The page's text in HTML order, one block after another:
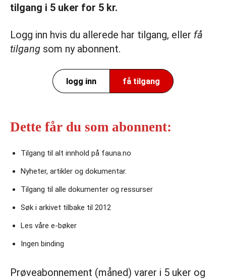
tilgang i 5 uker for 5 kr.
Logg inn hvis du allerede har tilgang, eller få
tilgang som ny abonnent.
logg inn få tilgang
Dette får du som abonnent:
Tilgang til alt innhold på fauna.no
Nyheter, artikler og dokumentar.
Tilgang til alle dokumenter og ressurser
Søk i arkivet tilbake til 2012
Les våre e‑bøker
Ingen binding
Prøveabonnement (måned) varer i 5 uker og